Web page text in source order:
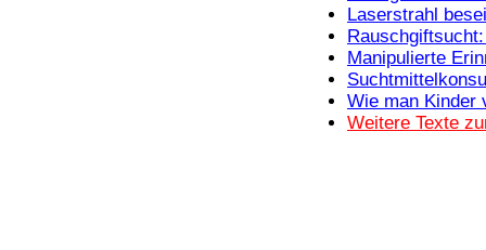
Laserstrahl
Manipulierte
Wie man Kinder
Weitere Texte